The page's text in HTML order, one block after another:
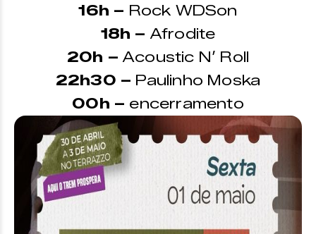
16h – Rock WDSon
18h – Afrodite
20h – Acoustic N’ Roll
22h30 – Paulinho Moska
00h – encerramento